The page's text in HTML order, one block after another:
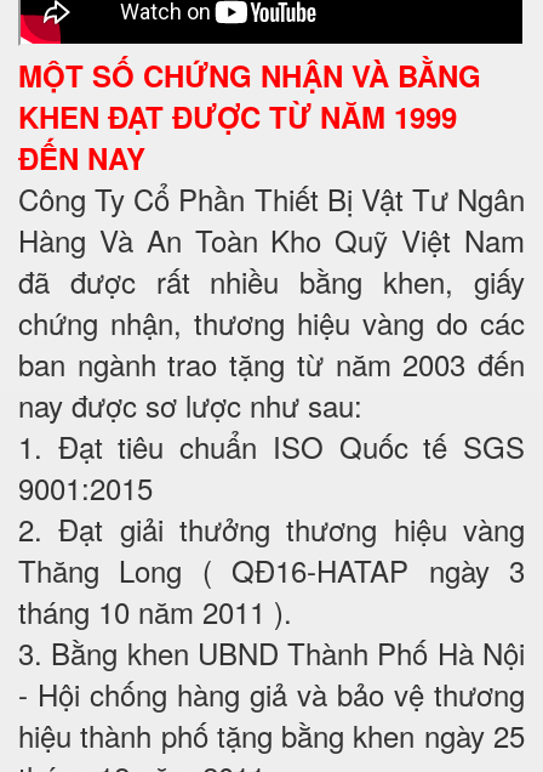
MỘT SỐ CHỨNG NHẬN VÀ BẰNG
KHEN ĐẠT ĐƯỢC TỪ NĂM 1999
ĐẾN NAY
Công Ty Cổ Phần Thiết Bị Vật Tư Ngân
Hàng Và An Toàn Kho Quỹ Việt Nam
đã được rất nhiều bằng khen, giấy
chứng nhận, thương hiệu vàng do các
ban ngành trao tặng từ năm 2003 đến
nay được sơ lược như sau:
1. Đạt tiêu chuẩn ISO Quốc tế SGS
9001:2015
2. Đạt giải thưởng thương hiệu vàng
Thăng Long ( QĐ16-HATAP ngày 3
tháng 10 năm 2011 ).
3. Bằng khen UBND Thành Phố Hà Nội
- Hội chống hàng giả và bảo vệ thương
hiệu thành phố tặng bằng khen ngày 25